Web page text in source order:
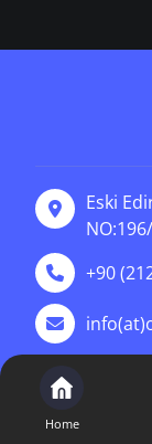
Eski
+90
Home